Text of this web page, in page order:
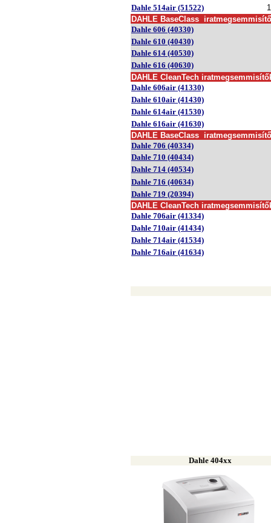
Dahle 514air (51522)
DAHLE BaseClass iratmegsemmi
Dahle 606 (40330)
Dahle 610 (40430)
Dahle 614 (40530)
Dahle 616 (40630)
DAHLE CleanTech iratmegsemmi
Dahle 606air (41330)
Dahle 610air (41430)
Dahle 614air (41530)
Dahle 616air (41630)
DAHLE BaseClass iratmegsemmi
Dahle 706 (40334)
Dahle 710 (40434)
Dahle 714 (40534)
Dahle 716 (40634)
Dahle 719 (20394)
DAHLE CleanTech iratmegsemmi
Dahle 706air (41334)
Dahle 710air (41434)
Dahle 714air (41534)
Dahle 716air (41634)
Dahle 404xx